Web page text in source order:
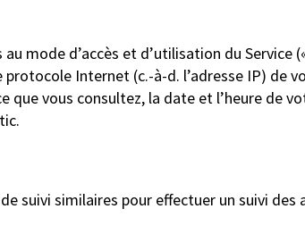
mode d’accès et d’utilisation du Service
Internet (c.-à-d. l’adresse IP) de
que vous consultez, la date et l’heure de
suivi similaires pour effectuer un suivi